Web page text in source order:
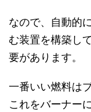
なので、自動的
む装置を構築し
要があります。
一番いい燃料は
これをバーナー